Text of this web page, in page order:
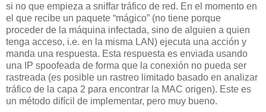
si no que empieza a sniffar tráfico de red. En el momento en
el que recibe un paquete “mágico” (no tiene porque
proceder de la máquina infectada, sino de alguien a quien
tenga acceso, i.e. en la misma LAN) ejecuta una acción y
manda una respuesta. Esta respuesta es enviada usando
una IP spoofeada de forma que la conexión no pueda ser
rastreada (es posible un rastreo limitado basado en analizar
tráfico de la capa 2 para encontrar la MAC origen). Este es
un método difícil de implementar, pero muy bueno.